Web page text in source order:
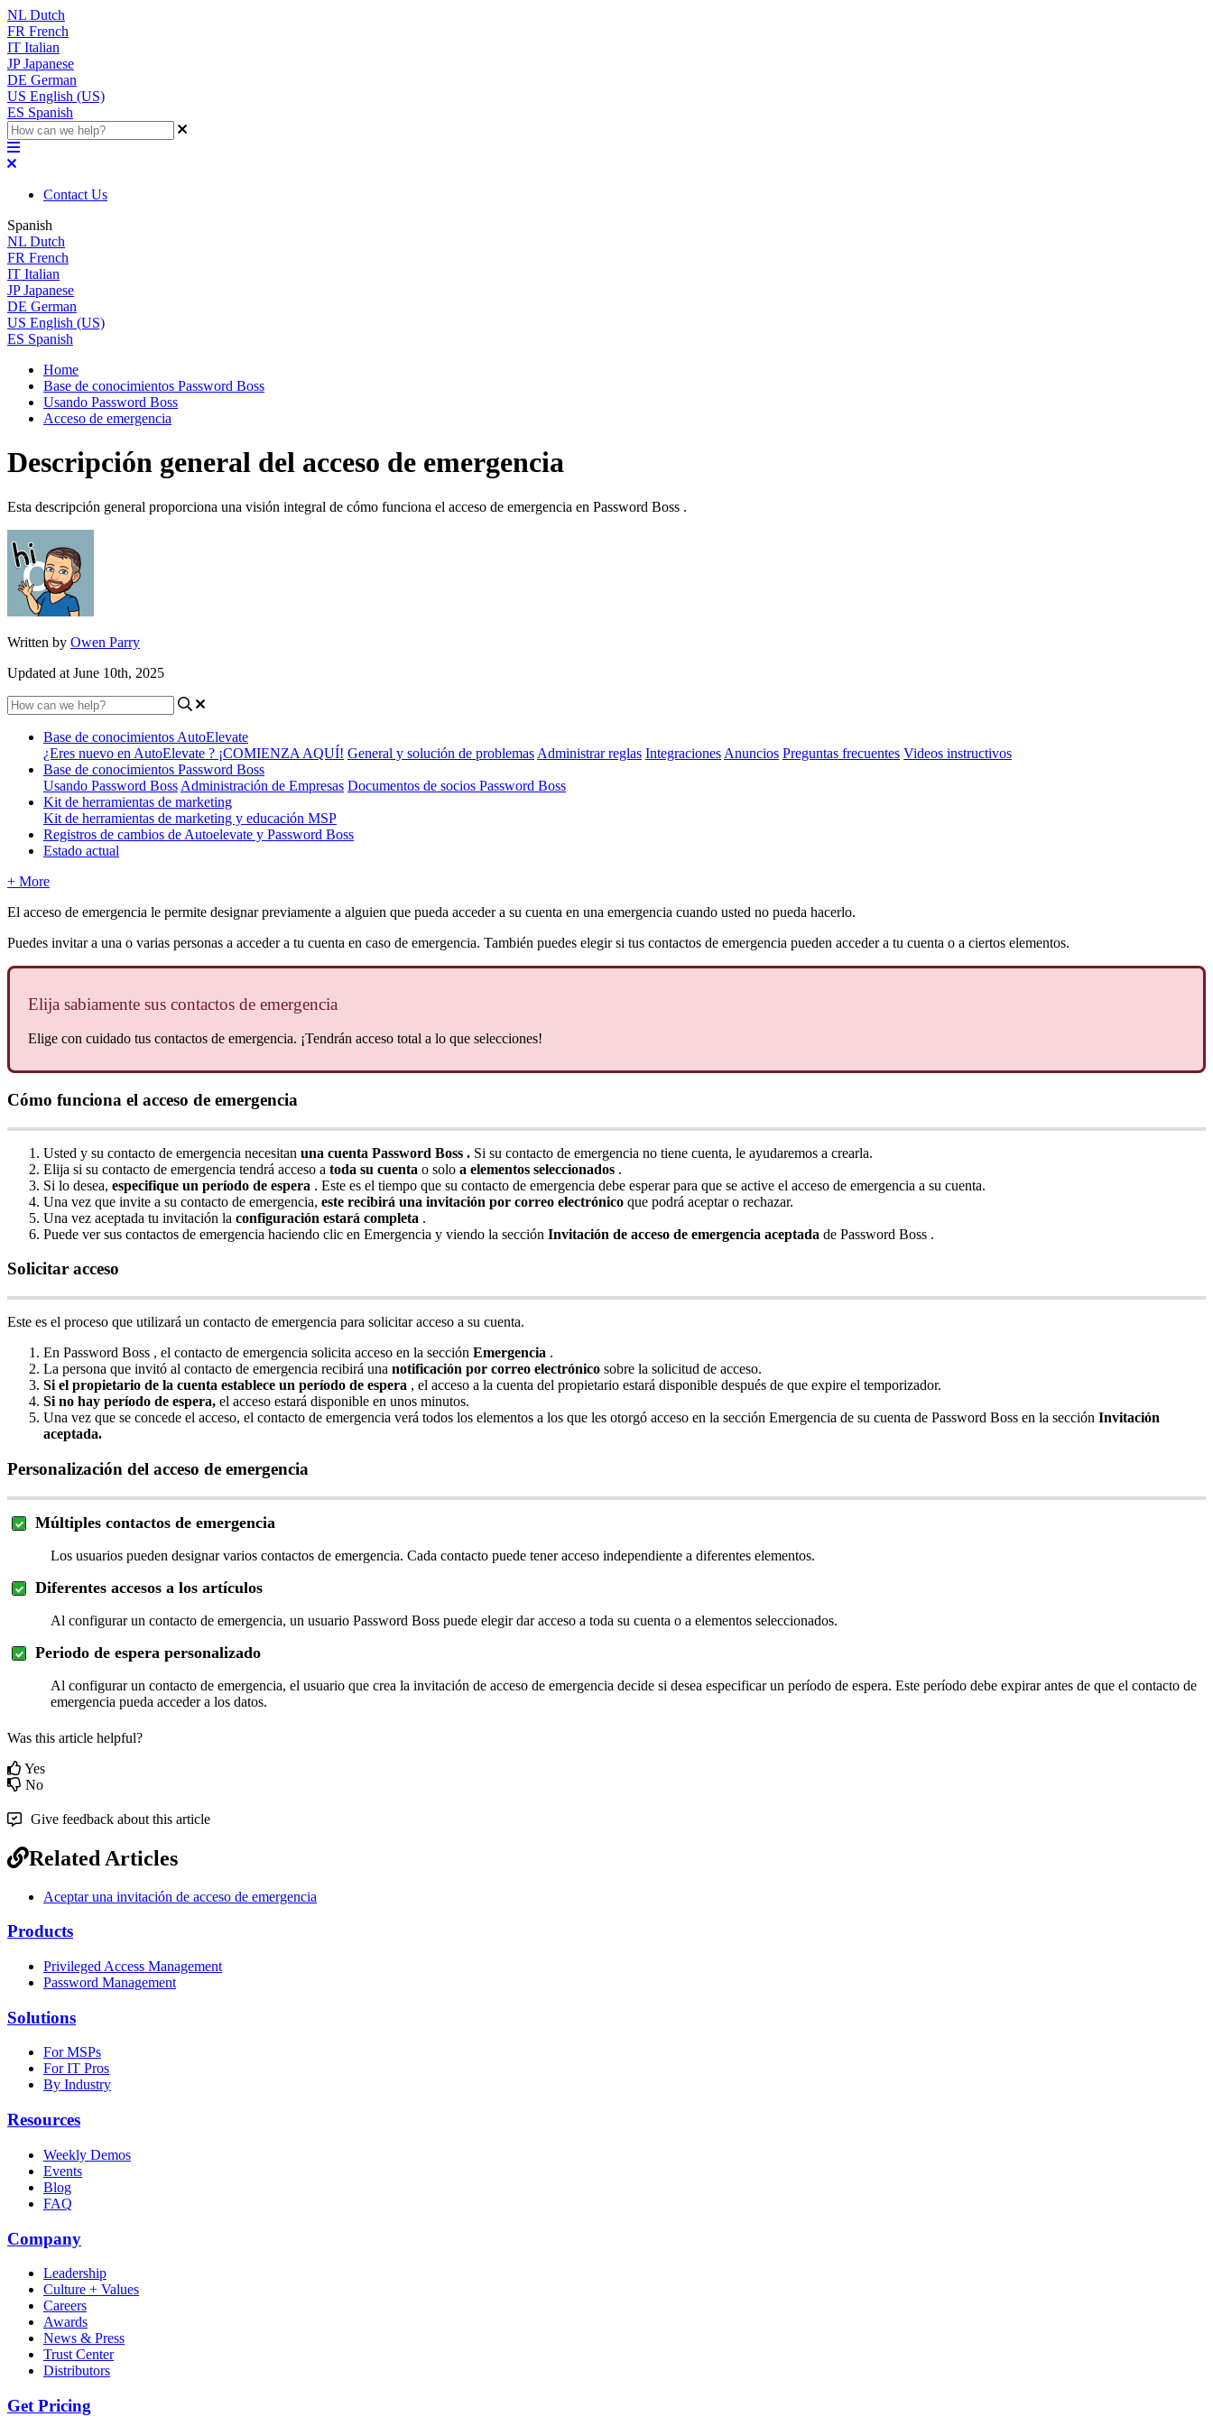
NL Dutch
FR French
IT Italian
JP Japanese
DE German
US English (US)
ES Spanish
Contact Us
Spanish
NL Dutch
FR French
IT Italian
JP Japanese
DE German
US English (US)
ES Spanish
Home
Base de conocimientos Password Boss
Usando Password Boss
Acceso de emergencia
Descripción general del acceso de emergencia
Esta descripción general proporciona una visión integral de cómo funciona el acceso de emergencia en Password Boss .
Written by Owen Parry
Updated at June 10th, 2025
Base de conocimientos AutoElevate
¿Eres nuevo en AutoElevate ? ¡COMIENZA AQUÍ! General y solución de problemas Administrar reglas Integraciones Anuncios Preguntas frecuentes Videos instructivos
Base de conocimientos Password Boss
Usando Password Boss Administración de Empresas Documentos de socios Password Boss
Kit de herramientas de marketing
Kit de herramientas de marketing y educación MSP
Registros de cambios de Autoelevate y Password Boss
Estado actual
+ More
El acceso de emergencia le permite designar previamente a alguien que pueda acceder a su cuenta en una emergencia cuando usted no pueda hacerlo.
Puedes invitar a una o varias personas a acceder a tu cuenta en caso de emergencia. También puedes elegir si tus contactos de emergencia pueden acceder a tu cuenta o a ciertos elementos.
Elija sabiamente sus contactos de emergencia
Elige con cuidado tus contactos de emergencia. ¡Tendrán acceso total a lo que selecciones!
Cómo funciona el acceso de emergencia
Usted y su contacto de emergencia necesitan una cuenta Password Boss . Si su contacto de emergencia no tiene cuenta, le ayudaremos a crearla.
Elija si su contacto de emergencia tendrá acceso a toda su cuenta o solo a elementos seleccionados .
Si lo desea, especifique un período de espera . Este es el tiempo que su contacto de emergencia debe esperar para que se active el acceso de emergencia a su cuenta.
Una vez que invite a su contacto de emergencia, este recibirá una invitación por correo electrónico que podrá aceptar o rechazar.
Una vez aceptada tu invitación la configuración estará completa .
Puede ver sus contactos de emergencia haciendo clic en Emergencia y viendo la sección Invitación de acceso de emergencia aceptada de Password Boss .
Solicitar acceso
Este es el proceso que utilizará un contacto de emergencia para solicitar acceso a su cuenta.
En Password Boss , el contacto de emergencia solicita acceso en la sección Emergencia .
La persona que invitó al contacto de emergencia recibirá una notificación por correo electrónico sobre la solicitud de acceso.
Si el propietario de la cuenta establece un período de espera , el acceso a la cuenta del propietario estará disponible después de que expire el temporizador.
Si no hay período de espera, el acceso estará disponible en unos minutos.
Una vez que se concede el acceso, el contacto de emergencia verá todos los elementos a los que les otorgó acceso en la sección Emergencia de su cuenta de Password Boss en la sección Invitación
aceptada.
Personalización del acceso de emergencia
Múltiples contactos de emergencia
Los usuarios pueden designar varios contactos de emergencia. Cada contacto puede tener acceso independiente a diferentes elementos.
Diferentes accesos a los artículos
Al configurar un contacto de emergencia, un usuario Password Boss puede elegir dar acceso a toda su cuenta o a elementos seleccionados.
Periodo de espera personalizado
Al configurar un contacto de emergencia, el usuario que crea la invitación de acceso de emergencia decide si desea especificar un período de espera. Este período debe expirar antes de que el contacto de
emergencia pueda acceder a los datos.
Was this article helpful?
Yes
No
Give feedback about this article
Related Articles
Aceptar una invitación de acceso de emergencia
Products
Privileged Access Management
Password Management
Solutions
For MSPs
For IT Pros
By Industry
Resources
Weekly Demos
Events
Blog
FAQ
Company
Leadership
Culture + Values
Careers
Awards
News & Press
Trust Center
Distributors
Get Pricing